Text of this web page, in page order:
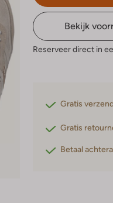
Bekijk
Reserveer direct in
Gratis
Gratis
Betaal